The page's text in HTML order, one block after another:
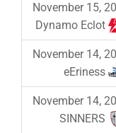
November 15,
Dynamo Eclot
November 14,
eEriness
November 14,
SINNERS